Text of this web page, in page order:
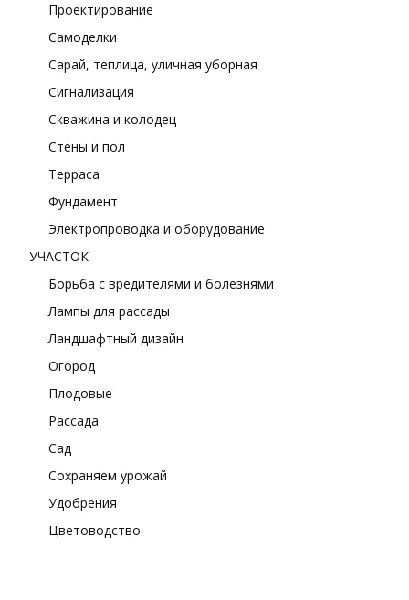
Проектирование
Самоделки
Сарай, теплица, уличная уборная
Сигнализация
Скважина и колодец
Стены и пол
Терраса
Фундамент
Электропроводка и оборудование
УЧАСТОК
Борьба с вредителями и болезнями
Лампы для рассады
Ландшафтный дизайн
Огород
Плодовые
Рассада
Сад
Сохраняем урожай
Удобрения
Цветоводство